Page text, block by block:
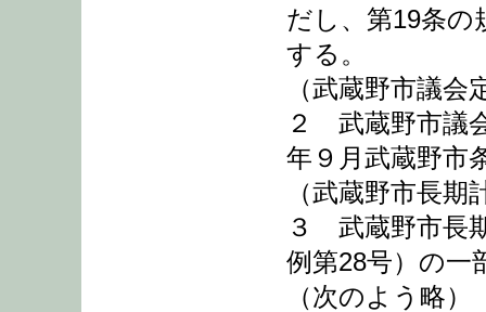
だし、第19条の
する。
（武蔵野市議
２ 武蔵野市議
年９月武蔵野市
（武蔵野市長
３ 武蔵野市長
例第28号）の一
（次のよう略）